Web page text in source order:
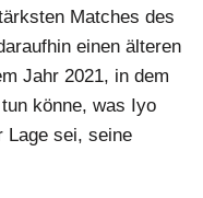
Matches des
einen älteren
Jahr 2021, in dem
könne, was Iyo
Lage sei, seine